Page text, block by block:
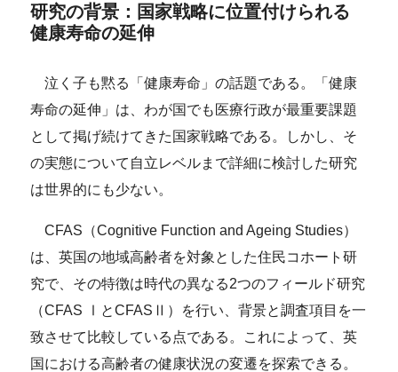
研究の背景：国家戦略に位置付けられる
健康寿命の延伸
泣く子も黙る「健康寿命」の話題である。「健康
寿命の延伸」は、わが国でも医療行政が最重要課題
として掲げ続けてきた国家戦略である。しかし、そ
の実態について自立レベルまで詳細に検討した研究
は世界的にも少ない。
CFAS（Cognitive Function and Ageing Studies）
は、英国の地域高齢者を対象とした住民コホート研
究で、その特徴は時代の異なる2つのフィールド研究
（CFAS ⅠとCFASⅡ）を行い、背景と調査項目を一
致させて比較している点である。これによって、英
国における高齢者の健康状況の変遷を探索できる。